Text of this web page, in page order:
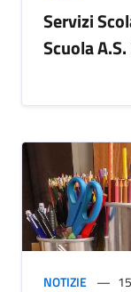
Servizi
Scuola
NOTIZIE